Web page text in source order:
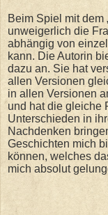
Beim Spiel mit dem
unweigerlich die
abhängig von
kann. Die Autorin
dazu an. Sie hat
allen Versionen
in allen Versionen
und hat die gleiche
Unterschieden in
Nachdenken
Geschichten mich
können, welches
mich absolut